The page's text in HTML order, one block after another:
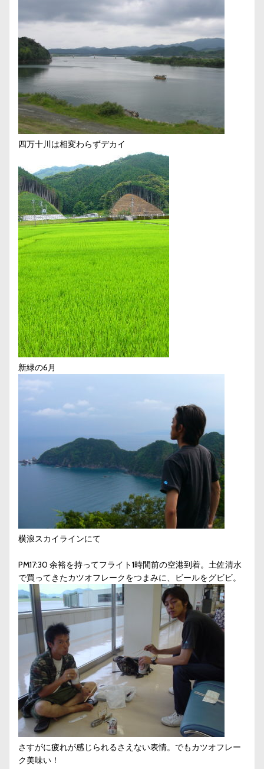
四万十川は相変わらずデカイ
新緑の6月
横浪スカイラインにて
PM17:30 余裕を持ってフライト1時間前の空港到着。土佐清水
で買ってきたカツオフレークをつまみに、ビールをグビビ。
さすがに疲れが感じられるさえない表情。でもカツオフレー
ク美味い！